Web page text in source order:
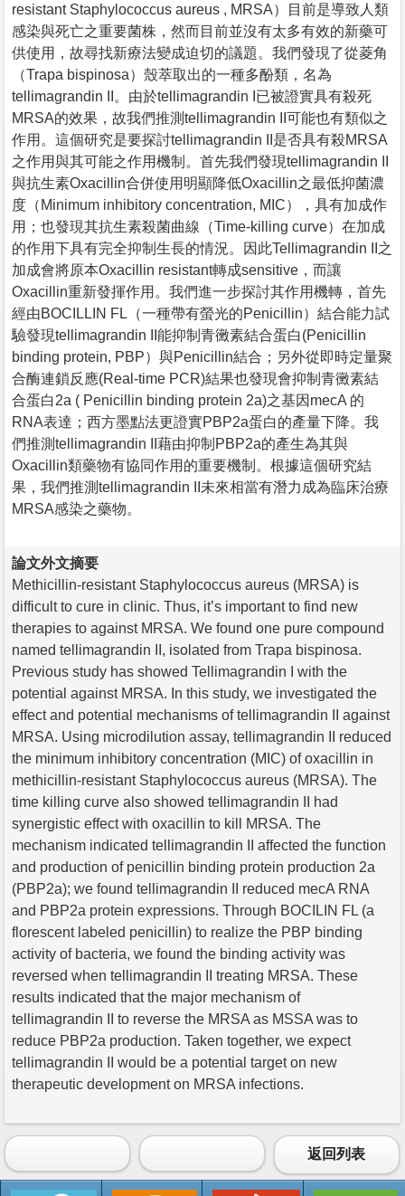
resistant Staphylococcus aureus , MRSA）目前是導致人類
感染與死亡之重要菌株，然而目前並沒有太多有效的新藥可
供使用，故尋找新療法變成迫切的議題。我們發現了從菱角
（Trapa bispinosa）殼萃取出的一種多酚類，名為
tellimagrandin II。由於tellimagrandin I已被證實具有殺死
MRSA的效果，故我們推測tellimagrandin II可能也有類似之
作用。這個研究是要探討tellimagrandin II是否具有殺MRSA
之作用與其可能之作用機制。首先我們發現tellimagrandin II
與抗生素Oxacillin合併使用明顯降低Oxacillin之最低抑菌濃
度（Minimum inhibitory concentration, MIC），具有加成作
用；也發現其抗生素殺菌曲線（Time-killing curve）在加成
的作用下具有完全抑制生長的情況。因此Tellimagrandin II之
加成會將原本Oxacillin resistant轉成sensitive，而讓
Oxacillin重新發揮作用。我們進一步探討其作用機轉，首先
經由BOCILLIN FL（一種帶有螢光的Penicillin）結合能力試
驗發現tellimagrandin II能抑制青黴素結合蛋白(Penicillin
binding protein, PBP）與Penicillin結合；另外從即時定量聚
合酶連鎖反應(Real-time PCR)結果也發現會抑制青黴素結
合蛋白2a ( Penicillin binding protein 2a)之基因mecA 的
RNA表達；西方墨點法更證實PBP2a蛋白的產量下降。我
們推測tellimagrandin II藉由抑制PBP2a的產生為其與
Oxacillin類藥物有協同作用的重要機制。根據這個研究結
果，我們推測tellimagrandin II未來相當有潛力成為臨床治療
MRSA感染之藥物。
論文外文摘要
Methicillin-resistant Staphylococcus aureus (MRSA) is
difficult to cure in clinic. Thus, it’s important to find new
therapies to against MRSA. We found one pure compound
named tellimagrandin II, isolated from Trapa bispinosa.
Previous study has showed Tellimagrandin I with the
potential against MRSA. In this study, we investigated the
effect and potential mechanisms of tellimagrandin II against
MRSA. Using microdilution assay, tellimagrandin II reduced
the minimum inhibitory concentration (MIC) of oxacillin in
methicillin-resistant Staphylococcus aureus (MRSA). The
time killing curve also showed tellimagrandin II had
synergistic effect with oxacillin to kill MRSA. The
mechanism indicated tellimagrandin II affected the function
and production of penicillin binding protein production 2a
(PBP2a); we found tellimagrandin II reduced mecA RNA
and PBP2a protein expressions. Through BOCILIN FL (a
florescent labeled penicillin) to realize the PBP binding
activity of bacteria, we found the binding activity was
reversed when tellimagrandin II treating MRSA. These
results indicated that the major mechanism of
tellimagrandin II to reverse the MRSA as MSSA was to
reduce PBP2a production. Taken together, we expect
tellimagrandin II would be a potential target on new
therapeutic development on MRSA infections.
返回列表